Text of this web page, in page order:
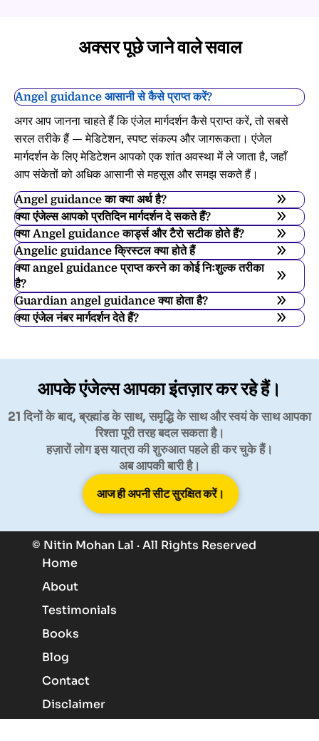
अक्सर पूछे जाने वाले सवाल
Angel guidance आसानी से कैसे प्राप्त करें?
अगर आप जानना चाहते हैं कि एंजेल मार्गदर्शन कैसे प्राप्त करें, तो सबसे
सरल तरीके हैं — मेडिटेशन, स्पष्ट संकल्प और जागरूकता। एंजेल
मार्गदर्शन के लिए मेडिटेशन आपको एक शांत अवस्था में ले जाता है, जहाँ
आप संकेतों को अधिक आसानी से महसूस और समझ सकते हैं।
Angel guidance का क्या अर्थ है?
क्या एंजेल्स आपको प्रतिदिन मार्गदर्शन दे सकते हैं?
क्या Angel guidance कार्ड्स और टैरो सटीक होते हैं?
Angelic guidance क्रिस्टल क्या होते हैं
क्या angel guidance प्राप्त करने का कोई निःशुल्क तरीका
है?
Guardian angel guidance क्या होता है?
क्या एंजेल नंबर मार्गदर्शन देते हैं?
आपके एंजेल्स आपका इंतज़ार कर रहे हैं।
21 दिनों के बाद, ब्रह्मांड के साथ, समृद्धि के साथ और स्वयं के साथ आपका
रिश्ता पूरी तरह बदल सकता है।
हज़ारों लोग इस यात्रा की शुरुआत पहले ही कर चुके हैं।
अब आपकी बारी है।
आज ही अपनी सीट सुरक्षित करें।
© Nitin Mohan Lal · All Rights Reserved
Home
About
Testimonials
Books
Blog
Contact
Disclaimer
Know More About Angels